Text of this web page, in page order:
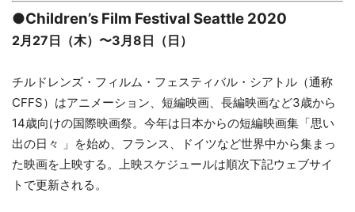
●Children’s Film Festival Seattle 2020
2月27日（木）〜3月8日（日）
チルドレンズ・フィルム・フェスティバル・シアトル（通称
CFFS）はアニメーション、短編映画、長編映画など3歳から
14歳向けの国際映画祭。今年は日本からの短編映画集「思い
出の日々 」を始め、フランス、ドイツなど世界中から集まっ
た映画を上映する。上映スケジュールは順次下記ウェブサイ
トで更新される。